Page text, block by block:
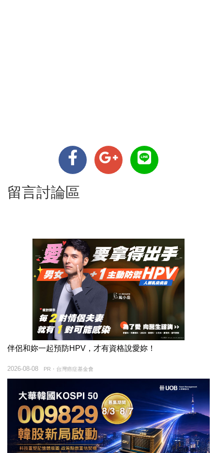
留言討論區
伴侶和妳一起預防HPV，才有資格說愛妳！
PR・台灣癌症基金會
2026-08-08